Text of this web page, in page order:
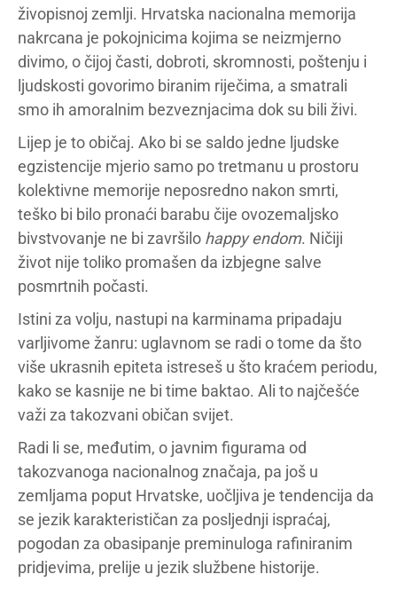
živopisnoj zemlji. Hrvatska nacionalna memorija
nakrcana je pokojnicima kojima se neizmjerno
divimo, o čijoj časti, dobroti, skromnosti, poštenju i
ljudskosti govorimo biranim riječima, a smatrali
smo ih amoralnim bezveznjacima dok su bili živi.
Lijep je to običaj. Ako bi se saldo jedne ljudske
egzistencije mjerio samo po tretmanu u prostoru
kolektivne memorije neposredno nakon smrti,
teško bi bilo pronaći barabu čije ovozemaljsko
bivstvovanje ne bi završilo happy endom. Ničiji
život nije toliko promašen da izbjegne salve
posmrtnih počasti.
Istini za volju, nastupi na karminama pripadaju
varljivome žanru: uglavnom se radi o tome da što
više ukrasnih epiteta istreseš u što kraćem periodu,
kako se kasnije ne bi time baktao. Ali to najčešće
važi za takozvani običan svijet.
Radi li se, međutim, o javnim figurama od
takozvanoga nacionalnog značaja, pa još u
zemljama poput Hrvatske, uočljiva je tendencija da
se jezik karakterističan za posljednji ispraćaj,
pogodan za obasipanje preminuloga rafiniranim
pridjevima, prelije u jezik službene historije.